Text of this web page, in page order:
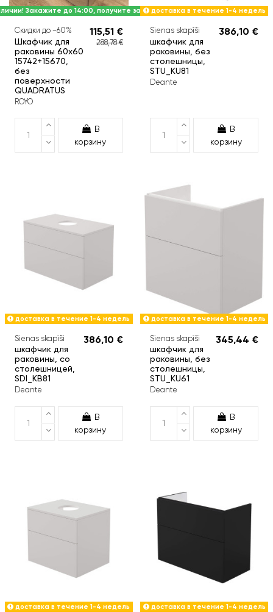
Закажите до 14:00, получите завтра.
Скидки до −60%
Шкафчик для
раковины 60x60
15742+15670,
без
поверхности
QUADRATUS
ROYO
115,51 €
288,78 €
В
корзину
доставка в течение 1-4 недель
Sienas skapīši
шкафчик для
раковины, без
столешницы,
STU_KU81
Deante
386,10 €
В
корзину
доставка в течение 1-4 недель
Sienas skapīši
шкафчик для
раковины, со
столешницей,
SDI_KB81
Deante
386,10 €
В
корзину
доставка в течение 1-4 недель
Sienas skapīši
шкафчик для
раковины, без
столешницы,
STU_KU61
Deante
345,44 €
В
корзину
доставка в течение 1-4 недель доставка в течение 1-4 недель